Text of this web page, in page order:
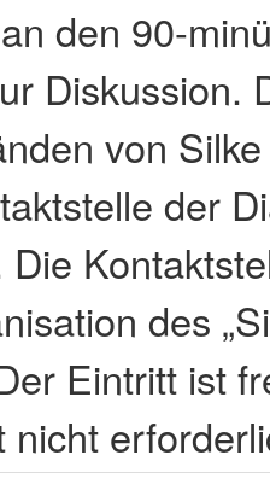
den 90-
Diskussion.
von
der
des
Eintritt ist
nicht